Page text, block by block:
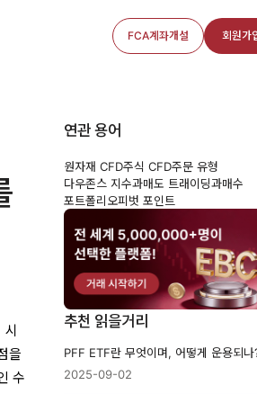
FCA계좌개설 회원가
을
수
연관 용어
원자재 CFD주식 CFD주문 유형
다우존스 지수과매도 트래이딩과매수
포트폴리오피벗 포인트
추천 읽을거리
PFF ETF란 무엇이며, 어떻게 운용되나
2025-09-02